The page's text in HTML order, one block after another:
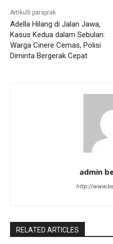
Artikulli paraprak
Adella Hilang di Jalan Jawa,
Kasus Kedua dalam Sebulan:
Warga Cinere Cemas, Polisi
Diminta Bergerak Cepat
admin
http://
RELATED ARTICLES